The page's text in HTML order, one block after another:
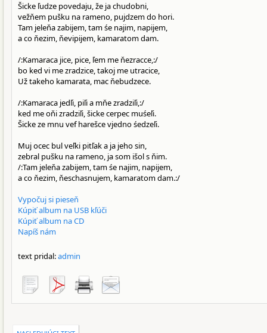
Šicke ľudze povedaju, že ja chudobni,
vežňem pušku na rameno, pujdzem do hori.
Tam jeleňa zabijem, tam śe najim, napijem,
a co ňezim, ňevipijem, kamaratom dam.
/:Kamaraca jice, pice, ľem me ňezracce,:/
bo ked vi me zradzice, takoj me utracice,
Už takeho kamarata, mac ňebudzece.
/:Kamaraca jedľi, piľi a mňe zradziľi,:/
ked me oňi zradziľi, šicke cerpec muśeľi.
Šicke ze mnu vef harešce vjedno śedzeľi.
Muj ocec bul veľki pitľak a ja jeho sin,
zebral pušku na rameno, ja som išol s ňim.
/:Tam jeleňa zabijem, tam śe najim, napijem,
a co ňezim, ňeschasnujem, kamaratom dam.:/
Vypočuj si pieseň
Kúpiť album na USB kľúči
Kúpiť album na CD
Napíš nám
text pridal:admin